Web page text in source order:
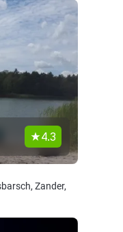
4.3
Zander,